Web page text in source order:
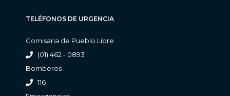
TELÉFONOS DE URGENCIA
Comisaria de Pueblo Libre
(01) 462 - 0893
Bomberos
116